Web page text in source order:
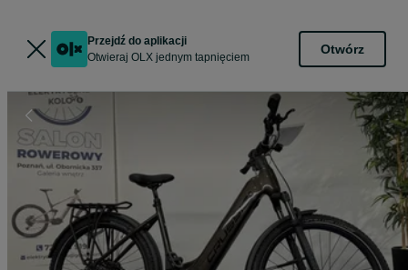
Przejdź do aplikacji
Otwieraj OLX jednym tapnięciem
Otwórz